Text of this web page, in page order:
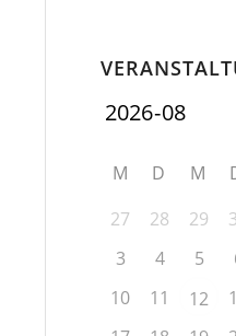
M D M
27
28 29
3
4 5
10
11 12